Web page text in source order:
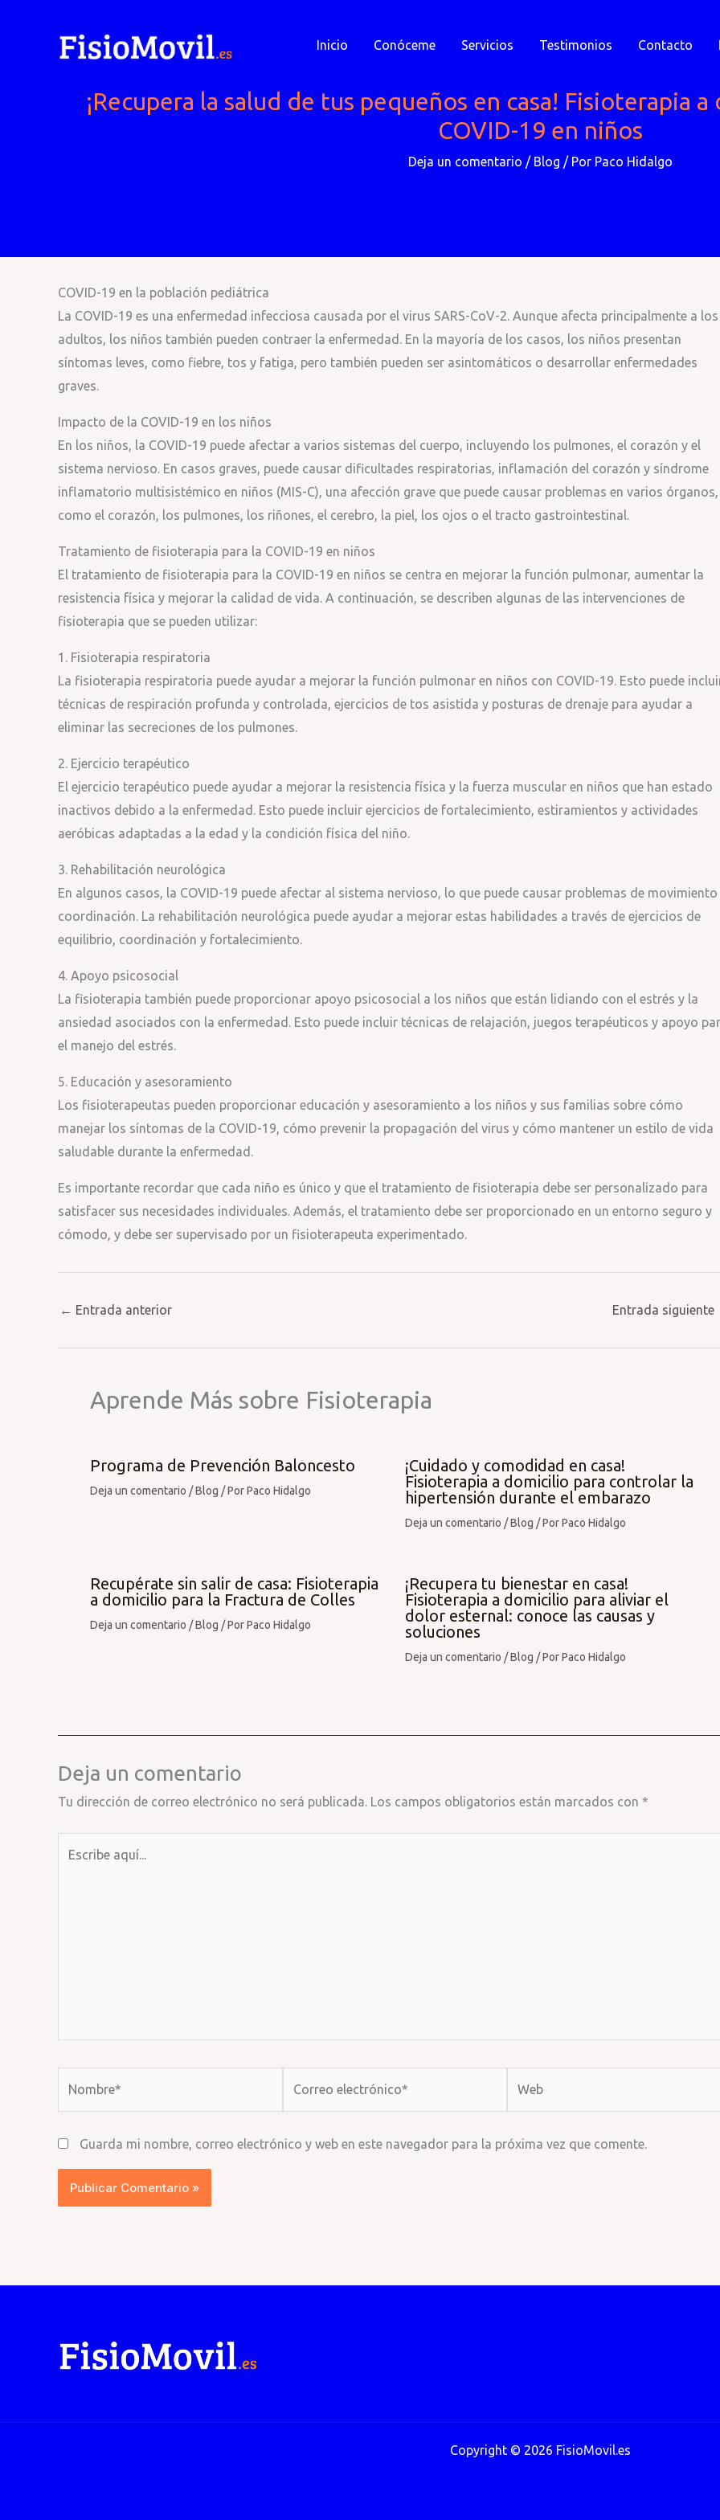
Inicio Conóceme Servicios Testimonios Contacto
¡Recupera la salud de tus pequeños en casa! Fisioterapia
COVID-19 en niños
Deja un comentario / Blog / Por Paco Hidalgo
COVID-19 en la población pediátrica
La COVID-19 es una enfermedad infecciosa causada por el virus SARS-CoV-2. Aunque afecta principalmente a los
adultos, los niños también pueden contraer la enfermedad. En la mayoría de los casos, los niños presentan
síntomas leves, como fiebre, tos y fatiga, pero también pueden ser asintomáticos o desarrollar enfermedades
graves.
Impacto de la COVID-19 en los niños
En los niños, la COVID-19 puede afectar a varios sistemas del cuerpo, incluyendo los pulmones, el corazón y el
sistema nervioso. En casos graves, puede causar dificultades respiratorias, inflamación del corazón y síndrome
inflamatorio multisistémico en niños (MIS-C), una afección grave que puede causar problemas en varios órganos,
como el corazón, los pulmones, los riñones, el cerebro, la piel, los ojos o el tracto gastrointestinal.
Tratamiento de fisioterapia para la COVID-19 en niños
El tratamiento de fisioterapia para la COVID-19 en niños se centra en mejorar la función pulmonar, aumentar la
resistencia física y mejorar la calidad de vida. A continuación, se describen algunas de las intervenciones de
fisioterapia que se pueden utilizar:
1. Fisioterapia respiratoria
La fisioterapia respiratoria puede ayudar a mejorar la función pulmonar en niños con COVID-19. Esto puede
técnicas de respiración profunda y controlada, ejercicios de tos asistida y posturas de drenaje para ayudar a
eliminar las secreciones de los pulmones.
2. Ejercicio terapéutico
El ejercicio terapéutico puede ayudar a mejorar la resistencia física y la fuerza muscular en niños que han estado
inactivos debido a la enfermedad. Esto puede incluir ejercicios de fortalecimiento, estiramientos y actividades
aeróbicas adaptadas a la edad y la condición física del niño.
3. Rehabilitación neurológica
En algunos casos, la COVID-19 puede afectar al sistema nervioso, lo que puede causar problemas de movimiento
coordinación. La rehabilitación neurológica puede ayudar a mejorar estas habilidades a través de ejercicios de
equilibrio, coordinación y fortalecimiento.
4. Apoyo psicosocial
La fisioterapia también puede proporcionar apoyo psicosocial a los niños que están lidiando con el estrés y la
ansiedad asociados con la enfermedad. Esto puede incluir técnicas de relajación, juegos terapéuticos y apoyo
el manejo del estrés.
5. Educación y asesoramiento
Los fisioterapeutas pueden proporcionar educación y asesoramiento a los niños y sus familias sobre cómo
manejar los síntomas de la COVID-19, cómo prevenir la propagación del virus y cómo mantener un estilo de vida
saludable durante la enfermedad.
Es importante recordar que cada niño es único y que el tratamiento de fisioterapia debe ser personalizado para
satisfacer sus necesidades individuales. Además, el tratamiento debe ser proporcionado en un entorno seguro y
cómodo, y debe ser supervisado por un fisioterapeuta experimentado.
← Entrada anterior Entrada siguiente
Aprende Más sobre Fisioterapia
Programa de Prevención Baloncesto
Deja un comentario /Blog / PorPaco Hidalgo
¡Cuidado y comodidad en casa!
Fisioterapia a domicilio para controlar la
hipertensión durante el embarazo
Deja un comentario /Blog / PorPaco Hidalgo
Recupérate sin salir de casa: Fisioterapia
a domicilio para la Fractura de Colles
Deja un comentario /Blog / PorPaco Hidalgo
¡Recupera tu bienestar en casa!
Fisioterapia a domicilio para aliviar el
dolor esternal: conoce las causas y
soluciones
Deja un comentario /Blog / PorPaco Hidalgo
Deja un comentario
Tu dirección de correo electrónico no será publicada. Los campos obligatorios están marcados con *
Guarda mi nombre, correo electrónico y web en este navegador para la próxima vez que comente.
Copyright © 2026 FisioMovil.es